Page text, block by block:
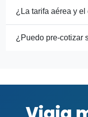
¿La tarifa aérea y
¿Puedo pre-cotizar